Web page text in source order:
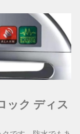
ック ディス